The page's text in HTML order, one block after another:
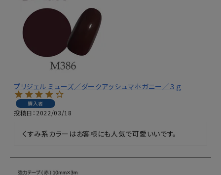
プリジェル ミューズ／ダークアッシュマホガニー／３ｇ
購入者
投稿日 2022/03/18
くすみ系カラーはお客様にも人気で可愛いいです。